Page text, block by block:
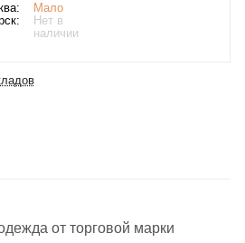
Мало
Нет в
наличии
от торговой марки